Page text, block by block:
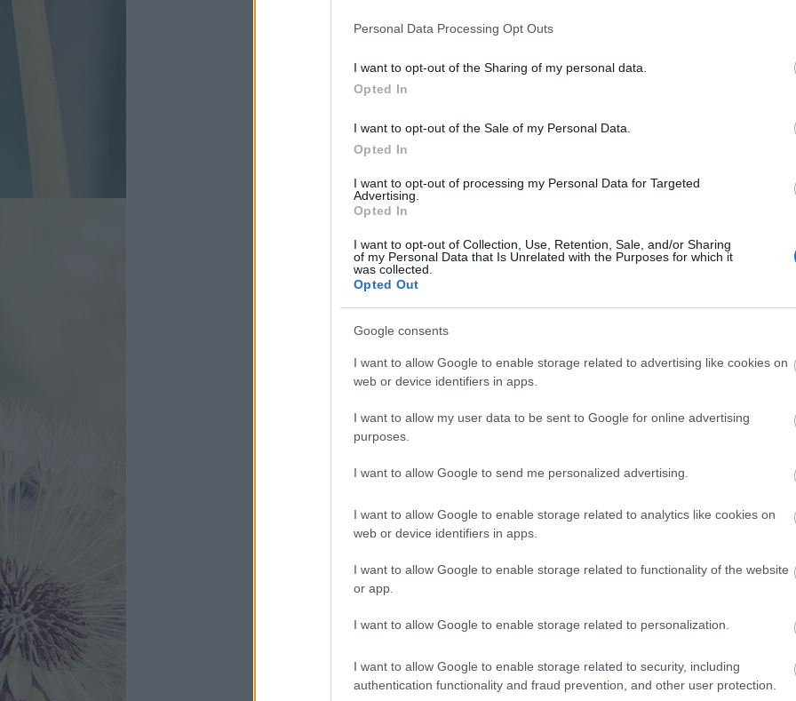
Personal Data Processing Opt Outs
I want to opt-out of the Sharing of my personal data.
Opted In
I want to opt-out of the Sale of my Personal Data.
Opted In
I want to opt-out of processing my Personal Data for Targeted
Advertising.
Opted In
I want to opt-out of Collection, Use, Retention, Sale, and/or Sharing
of my Personal Data that Is Unrelated with the Purposes for which it
was collected.
Opted Out
Google consents
I want to allow Google to enable storage related to advertising like cookies on
web or device identifiers in apps.
I want to allow my user data to be sent to Google for online advertising
purposes.
I want to allow Google to send me personalized advertising.
I want to allow Google to enable storage related to analytics like cookies on
web or device identifiers in apps.
I want to allow Google to enable storage related to functionality of the website
or app.
I want to allow Google to enable storage related to personalization.
I want to allow Google to enable storage related to security, including
authentication functionality and fraud prevention, and other user protection.
az
énidő